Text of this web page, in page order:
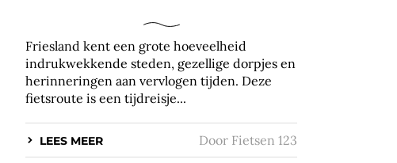
Friesland kent een grote hoeveelheid
indrukwekkende steden, gezellige dorpjes en
herinneringen aan vervlogen tijden. Deze
fietsroute is een tijdreisje...
LEES MEER Door Fietsen 123